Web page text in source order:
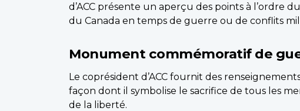
d’ACC présente un aperçu des points à l’ordre
du Canada en temps de guerre ou de conflits
Monument commémoratif de
Le coprésident d’ACC fournit des
façon dont il symbolise le sacrifice de tous les
de la liberté.